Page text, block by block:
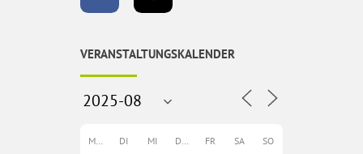
VERANSTALTUNGSKALENDER
MO DI MI DO FR SA SO